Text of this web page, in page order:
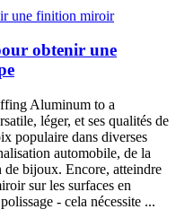
obtenir une
Aluminum to a
, léger, et ses qualités de
populaire dans diverses
automobile, de la
de bijoux. Encore, atteindre
sur les surfaces en
- cela nécessite ...